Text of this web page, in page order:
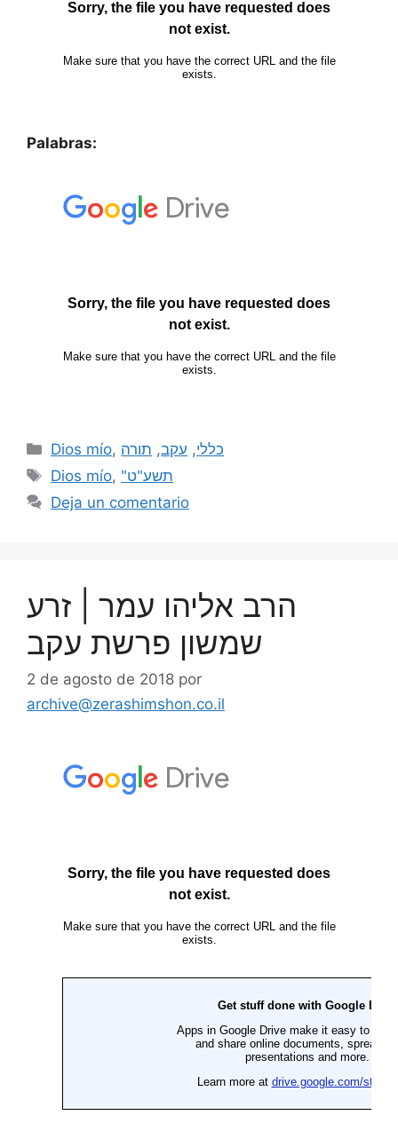
Palabras:
Dios mío, כללי, עקב, תורה
Dios mío,
"תשע"ט
Deja un comentario
הרב אליהו עמר | זרע
שמשון פרשת עקב
2 de agosto de 2018 por
archive@zerashimshon.co.il